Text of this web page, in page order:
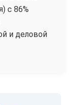
с 86%
и деловой